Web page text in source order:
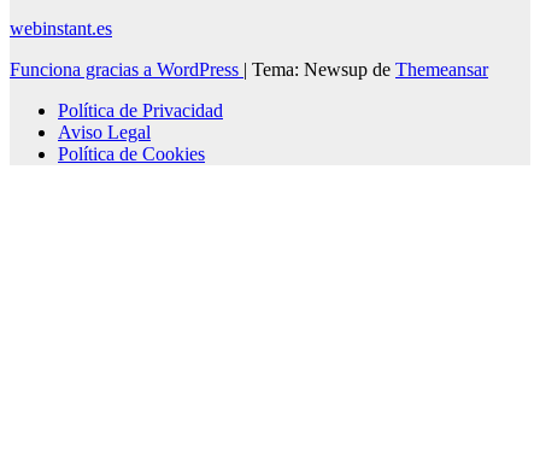
webinstant.es
Funciona gracias a WordPress | Tema: Newsup de Themeansar
Política de Privacidad
Aviso Legal
Política de Cookies